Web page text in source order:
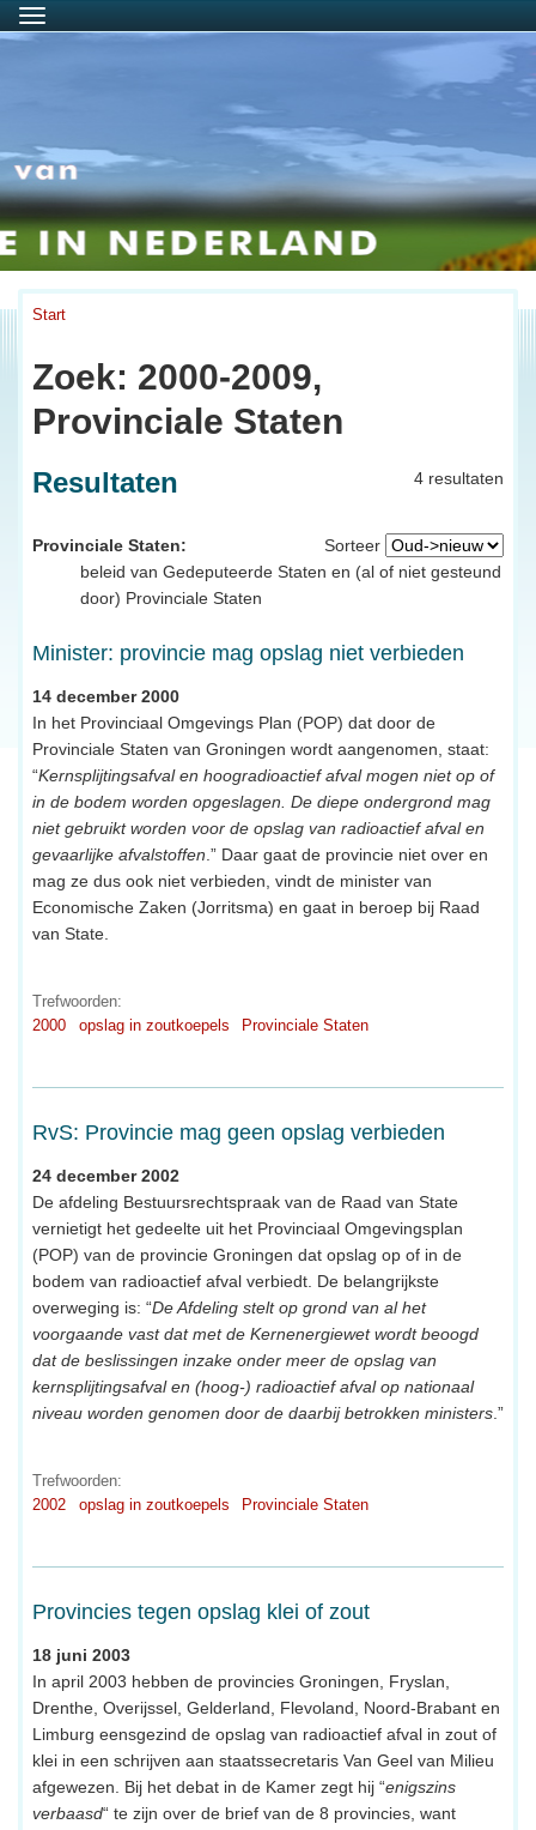
Menu
Start
Zoek: 2000-2009,
Provinciale Staten
4 resultaten
Resultaten
Sorteer
Provinciale Staten:
beleid van Gedeputeerde Staten en (al of niet gesteund
door) Provinciale Staten
Minister: provincie mag opslag niet verbieden
14 december 2000
In het Provinciaal Omgevings Plan (POP) dat door de
Provinciale Staten van Groningen wordt aangenomen, staat:
“Kernsplijtingsafval en hoogradioactief afval mogen niet op of
in de bodem worden opgeslagen. De diepe ondergrond mag
niet gebruikt worden voor de opslag van radioactief afval en
gevaarlijke afvalstoffen .” Daar gaat de provincie niet over en
mag ze dus ook niet verbieden, vindt de minister van
Economische Zaken (Jorritsma) en gaat in beroep bij Raad
van State.
Trefwoorden:
2000
opslag in zoutkoepels Provinciale Staten
RvS: Provincie mag geen opslag verbieden
24 december 2002
De afdeling Bestuursrechtspraak van de Raad van State
vernietigt het gedeelte uit het Provinciaal Omgevingsplan
(POP) van de provincie Groningen dat opslag op of in de
bodem van radioactief afval verbiedt. De belangrijkste
overweging is: “De Afdeling stelt op grond van al het
voorgaande vast dat met de Kernenergiewet wordt beoogd
dat de beslissingen inzake onder meer de opslag van
kernsplijtingsafval en (hoog-) radioactief afval op nationaal
niveau worden genomen door de daarbij betrokken ministers .”
Trefwoorden:
2002
opslag in zoutkoepels Provinciale Staten
Provincies tegen opslag klei of zout
18 juni 2003
In april 2003 hebben de provincies Groningen, Fryslan,
Drenthe, Overijssel, Gelderland, Flevoland, Noord-Brabant en
Limburg eensgezind de opslag van radioactief afval in zout of
klei in een schrijven aan staatssecretaris Van Geel van Milieu
afgewezen. Bij het debat in de Kamer zegt hij “enigszins
verbaasd“ te zijn over de brief van de 8 provincies, want